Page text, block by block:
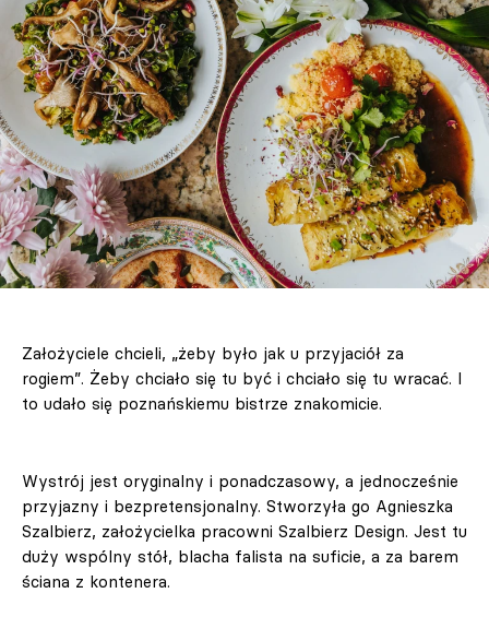
Założyciele chcieli, „żeby było jak u przyjaciół za
rogiem”. Żeby chciało się tu być i chciało się tu wracać. I
to udało się poznańskiemu bistrze znakomicie.
Wystrój jest oryginalny i ponadczasowy, a jednocześnie
przyjazny i bezpretensjonalny. Stworzyła go Agnieszka
Szalbierz, założycielka pracowni Szalbierz Design. Jest tu
duży wspólny stół, blacha falista na suficie, a za barem
ściana z kontenera.